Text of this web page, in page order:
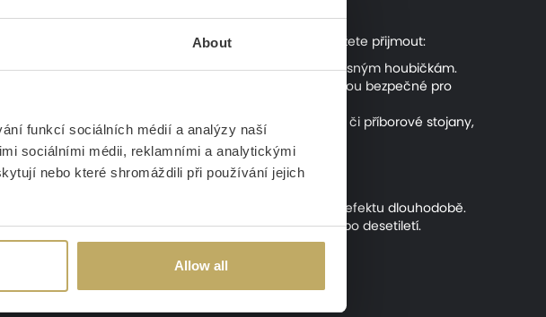
About
funkcí sociálních médií a analýzy naší
sociálními médii, reklamními a analytickými
nebo které shromáždili při používání jejich
Allow all
Existuje několik jednoduchých opatření, která můžete přijmout:
nerezové oceli. Vyhněte se drátěným drátům nebo drsným houbičkám.
příborů. Raději volte jemné čisticí prostředky, které jsou bezpečné pro
abyste zabránili poškrábání. Můžete využít příborník či příborové stojany,
péče o
vám umožní těšit se z tohoto efektu dlouhodobě.
péče o jídelní příbory a nechte se jimi obsluhovat po desetiletí.